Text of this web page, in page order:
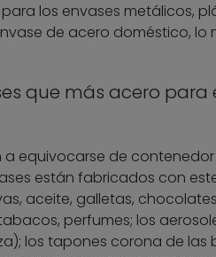
los envases metálicos,
de acero doméstico, lo
que más acero para
a equivocarse de
están fabricados con
aceite, galletas,
perfumes; los
los tapones corona de las